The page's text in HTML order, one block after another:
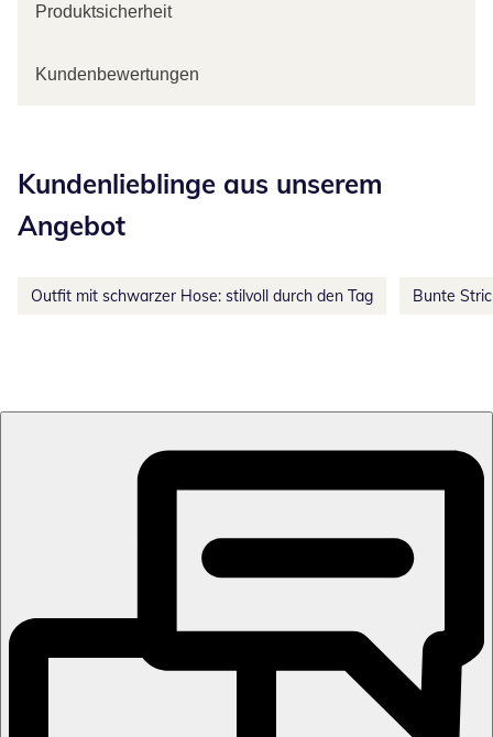
Produktsicherheit
Kundenbewertungen
Kundenlieblinge aus unserem
Angebot
Outfit mit schwarzer Hose: stilvoll durch den Tag Bunte